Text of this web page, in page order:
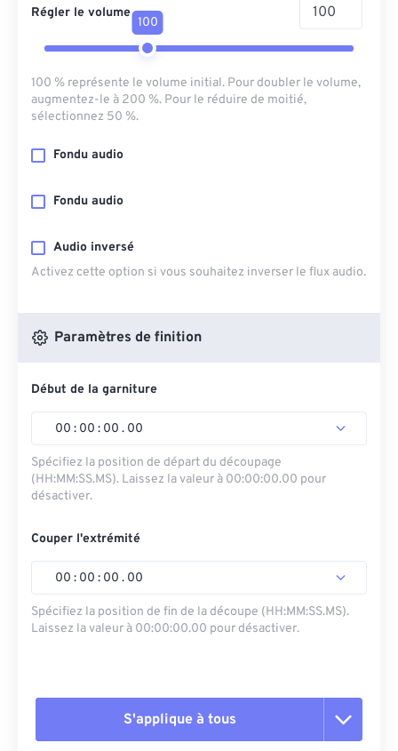
Régler le volume
100
100 % représente le volume initial. Pour doubler le volume,
augmentez-le à 200 %. Pour le réduire de moitié,
sélectionnez 50 %.
Fondu audio
Fondu audio
Audio inversé
Activez cette option si vous souhaitez inverser le flux audio.
Paramètres de finition
Début de la garniture
00 : 00 : 00 . 00
Spécifiez la position de départ du découpage
(HH:MM:SS.MS). Laissez la valeur à 00:00:00.00 pour
désactiver.
Couper l'extrémité
00 : 00 : 00 . 00
Spécifiez la position de fin de la découpe (HH:MM:SS.MS).
Laissez la valeur à 00:00:00.00 pour désactiver.
S'applique à tous